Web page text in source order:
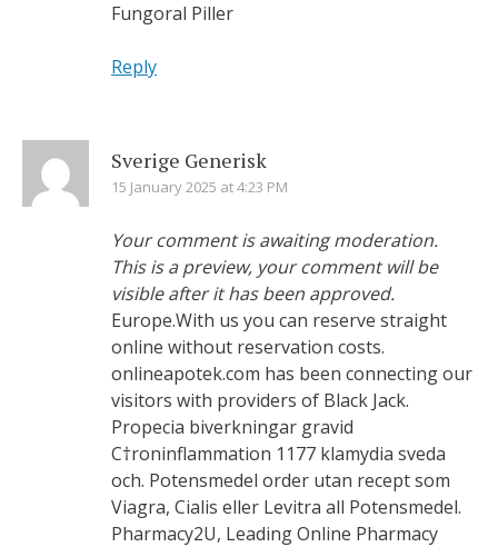
Fungoral Piller
Reply
Sverige Generisk
15 January 2025 at 4:23 PM
Your comment is awaiting moderation.
This is a preview, your comment will be
visible after it has been approved.
Europe.With us you can reserve straight
online without reservation costs.
onlineapotek.com has been connecting our
visitors with providers of Black Jack.
Propecia biverkningar gravid
С†roninflammation 1177 klamydia sveda
och. Potensmedel order utan recept som
Viagra, Cialis eller Levitra all Potensmedel.
Pharmacy2U, Leading Online Pharmacy